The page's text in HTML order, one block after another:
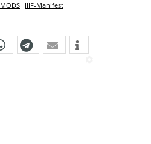
MODS IIIF-Manifest